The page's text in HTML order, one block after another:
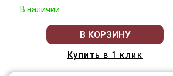
В наличии
В КОРЗИНУ
Купить в 1 клик